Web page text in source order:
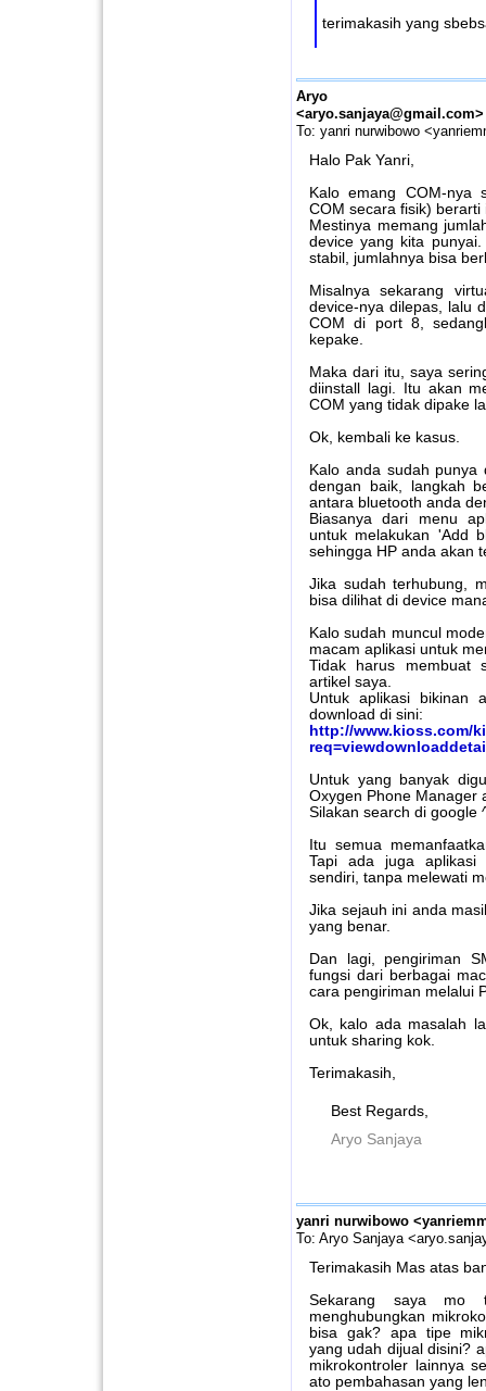
terimakasih yang
Aryo
<aryo.sanjaya@gmail.com>
To: yanri nurwibowo
Halo Pak Yanri,
Kalo emang COM-nya
COM secara fisik)
Mestinya memang
device yang kita
stabil, jumlahnya bisa
Misalnya sekarang
device-nya dilepas, lalu
COM di port 8,
kepake.
Maka dari itu, saya
diinstall lagi. Itu akan
COM yang tidak dipake
Ok, kembali ke kasus.
Kalo anda sudah punya
dengan baik, langkah
antara bluetooth anda
Biasanya dari menu
untuk melakukan 'Add
sehingga HP anda akan
Jika sudah terhubung,
bisa dilihat di device
Kalo sudah muncul
macam aplikasi untuk
Tidak harus membuat
artikel saya.
Untuk aplikasi bikinan
download di sini:
http://www.kioss.com/
Untuk yang banyak
Oxygen Phone Manager
Silakan search di google
Itu semua
Tapi ada juga aplikasi
sendiri, tanpa melewati
Jika sejauh ini anda
yang benar.
Dan lagi, pengiriman
fungsi dari berbagai
cara pengiriman melalui
Ok, kalo ada masalah
untuk sharing kok.
Terimakasih,
Best Regards,
Aryo Sanjaya
yanri nurwibowo
To: Aryo Sanjaya
Terimakasih Mas atas
Sekarang saya
menghubungkan
bisa gak? apa tipe
yang udah dijual disini?
mikrokontroler lainnya
ato pembahasan yang